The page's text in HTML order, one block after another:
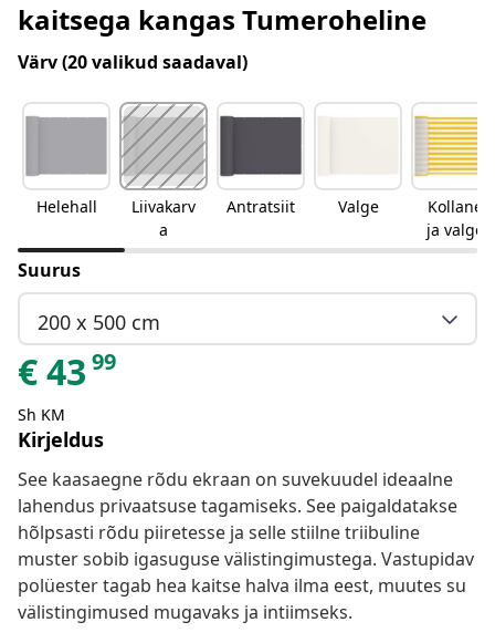
kaitsega kangas Tumeroheline
Värv(20 valikud saadaval)
Helehall
Liivakarv
a
Antratsiit Valge
Kollane
ja valge
Suurus
200 x 500 cm
€43 99
Sh KM
Kirjeldus
See kaasaegne rõdu ekraan on suvekuudel ideaalne
lahendus privaatsuse tagamiseks. See paigaldatakse
hõlpsasti rõdu piiretesse ja selle stiilne triibuline
muster sobib igasuguse välistingimustega. Vastupidav
polüester tagab hea kaitse halva ilma eest, muutes su
välistingimused mugavaks ja intiimseks.